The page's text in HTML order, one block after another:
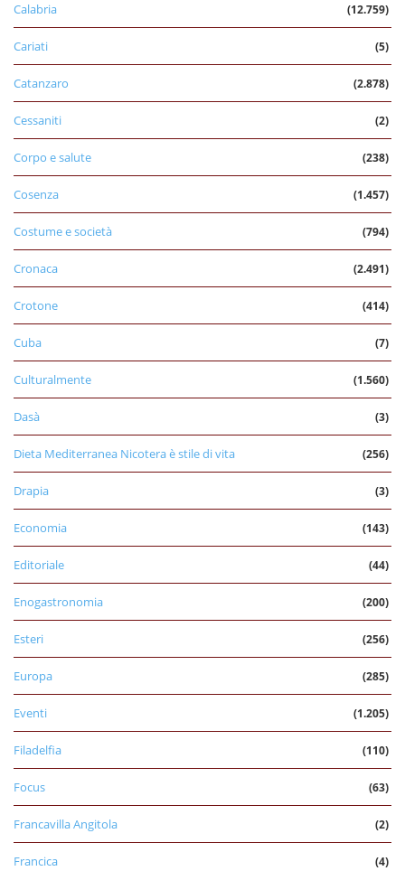
Calabria (12.759)
Cariati (5)
Catanzaro (2.878)
Cessaniti (2)
Corpo e salute (238)
Cosenza (1.457)
Costume e società (794)
Cronaca (2.491)
Crotone (414)
Cuba (7)
Culturalmente (1.560)
Dasà (3)
Dieta Mediterranea Nicotera è stile di vita (256)
Drapia (3)
Economia (143)
Editoriale (44)
Enogastronomia (200)
Esteri (256)
Europa (285)
Eventi (1.205)
Filadelfia (110)
Focus (63)
Francavilla Angitola (2)
Francica (4)